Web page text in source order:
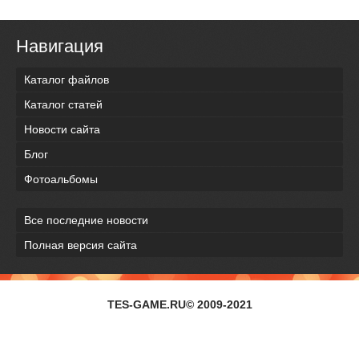
Навигация
Каталог файлов
Каталог статей
Новости сайта
Блог
Фотоальбомы
Все последние новости
Полная версия сайта
TES-GAME.RU© 2009-2021